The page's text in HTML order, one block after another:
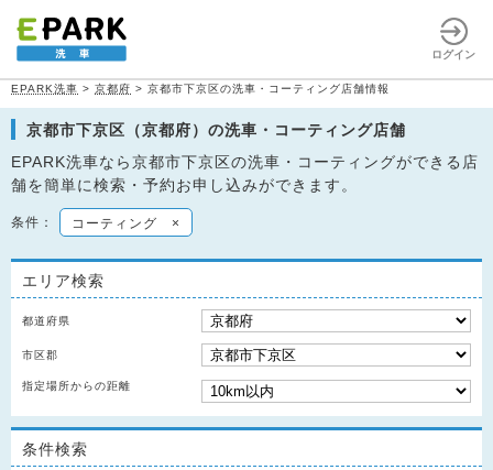
ログイン
EPARK洗車 > 京都府 > 京都市下京区の洗車・コーティング店舗情報
京都市下京区（京都府）の洗車・コーティング店舗
EPARK洗車なら京都市下京区の洗車・コーティングができる店
舗を簡単に検索・予約お申し込みができます。
条件： コーティング ×
エリア検索
都道府県
市区郡
指定場所からの距離
条件検索